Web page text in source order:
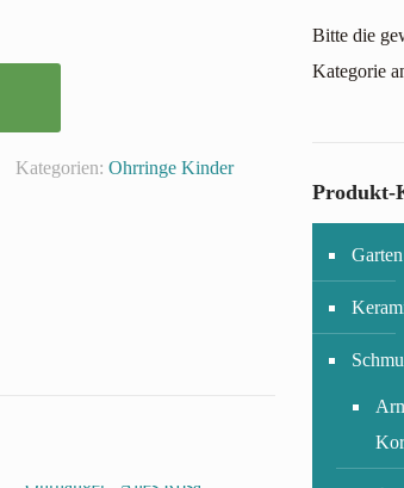
Kategorien:Ohrringe Kinder
Bitte die
Kategorie
Produkt-
Garten